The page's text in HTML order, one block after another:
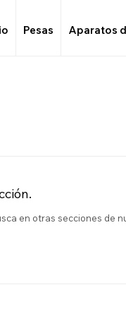
Pesas Aparatos
en otras secciones de